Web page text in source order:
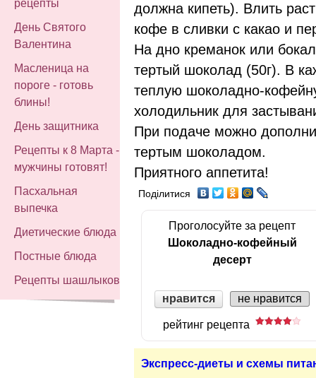
рецепты
День Святого
Валентина
Масленица на
пороге - готовь
блины!
День защитника
Рецепты к 8 Марта -
мужчины готовят!
Пасхальная
выпечка
Диетические блюда
Постные блюда
Рецепты шашлыков
должна кипеть). Влить
кофе в сливки с какао и
На дно креманок или
тертый шоколад (50г). В
теплую шоколадно-
холодильник для
При подаче можно
тертым шоколадом.
Приятного аппетита!
Поділитися
Проголосуйте за рецепт
Шоколадно-кофейный
десерт
нравится не нравится
рейтинг рецепта
Экспресс-диеты и схемы